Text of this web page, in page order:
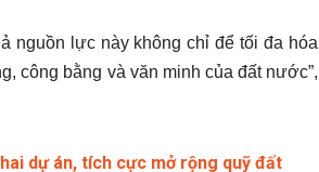
nguồn lực này không chỉ để tối đa hóa
công bằng và văn minh của đất nước”,
dự án, tích cực mở rộng quỹ đất